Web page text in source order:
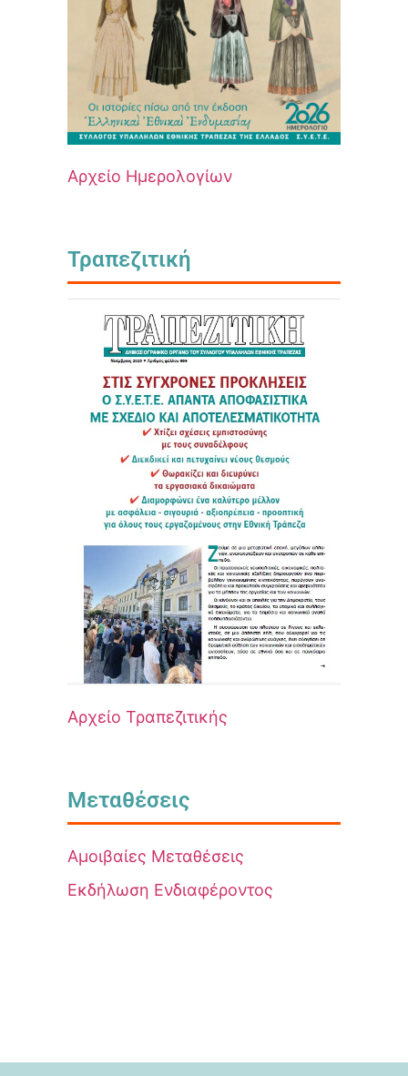
Αρχείο Ημερολογίων
Τραπεζιτική
Αρχείο Τραπεζιτικής
Μεταθέσεις
Αμοιβαίες Μεταθέσεις
Εκδήλωση Ενδιαφέροντος